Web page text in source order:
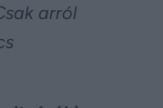
arról